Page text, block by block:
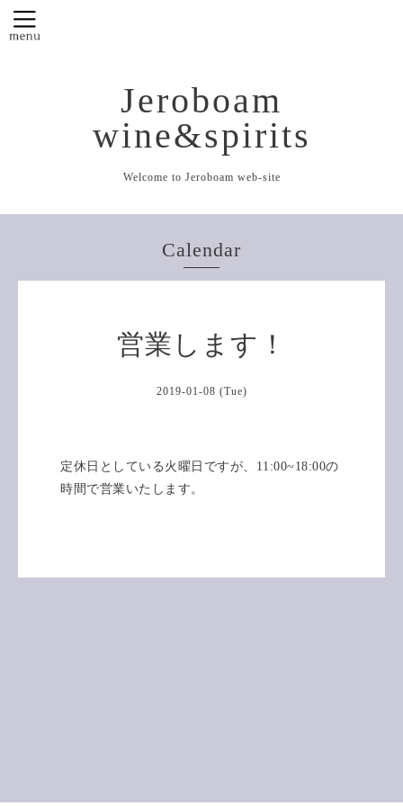
Jeroboam
wine&spirits
Welcome to Jeroboam web-site
Calendar
営業します！
2019-01-08 (Tue)
定休日としている火曜日ですが、11:00~18:00の
時間で営業いたします。